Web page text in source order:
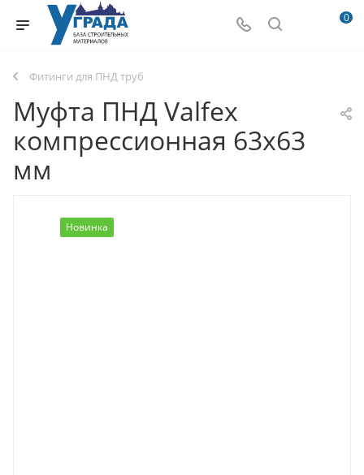
0
Фитинги для ПНД труб
Муфта ПНД Valfex
компрессионная 63х63
мм
Новинка